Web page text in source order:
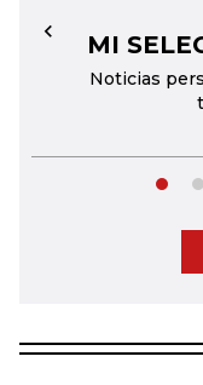
MI
Noticias
←